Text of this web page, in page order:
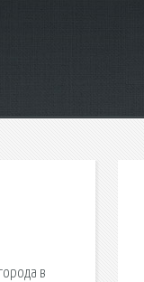
в